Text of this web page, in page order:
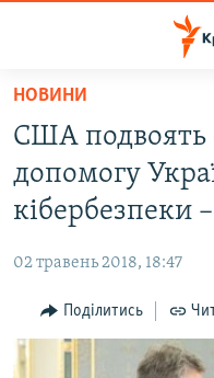
Перейти
основного
матеріалу
Перейти
до
основної
навігації
Перейти
до
пошуку
ВОДА.КРИМ
ВІДЕО ТА ФОТО
БЛОГИ
ПОГЛЯД
ІНТЕРВ'Ю
НОВИНИ
США подвоять
допомогу
кібербезпеки
02 травень 2018, 18:47
Поділитись